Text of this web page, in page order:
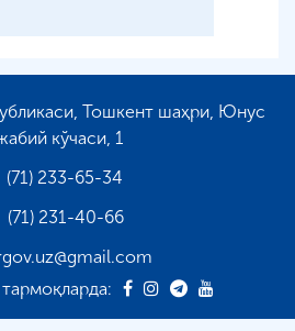
Тошкент шаҳри, Юнус
кўчаси, 1
(71) 233-65-34
(71) 231-40-66